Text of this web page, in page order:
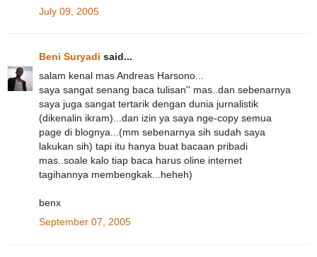
July 09, 2005
Beni Suryadi said...
salam kenal mas Andreas Harsono...
saya sangat senang baca tulisan'' mas..dan sebenarnya
saya juga sangat tertarik dengan dunia jurnalistik
(dikenalin ikram)...dan izin ya saya nge-copy semua
page di blognya...(mm sebenarnya sih sudah saya
lakukan sih) tapi itu hanya buat bacaan pribadi
mas..soale kalo tiap baca harus oline internet
tagihannya membengkak...heheh)
benx
September 07, 2005